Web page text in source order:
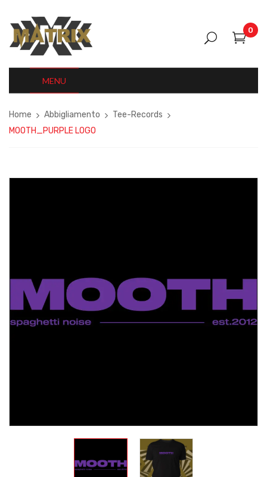
0
MENU
Home Abbigliamento
Tee-Records
MOOTH_PURPLE LOGO